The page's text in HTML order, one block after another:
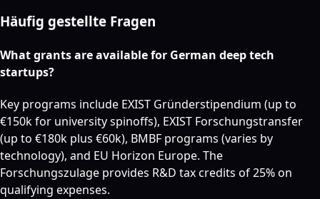
Häufig gestellte Fragen
What grants are available for German deep tech
startups?
Key programs include EXIST Gründerstipendium (up to
€150k for university spinoffs), EXIST Forschungstransfer
(up to €180k plus €60k), BMBF programs (varies by
technology), and EU Horizon Europe. The
Forschungszulage provides R&D tax credits of 25% on
qualifying expenses.